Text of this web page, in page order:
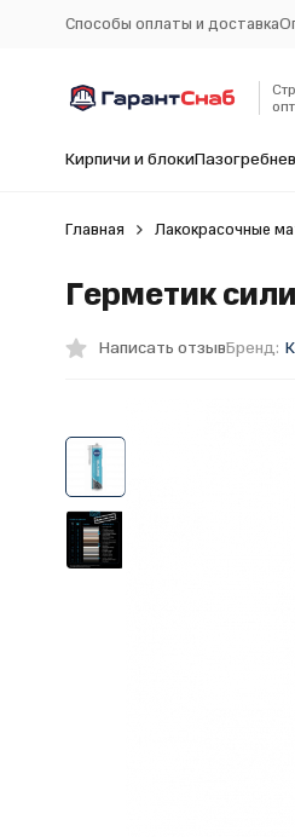
Способы оплаты и доставка
Кирпичи и блоки
Главная Лакокрасочные
Герметик
Написать отзывБренд: